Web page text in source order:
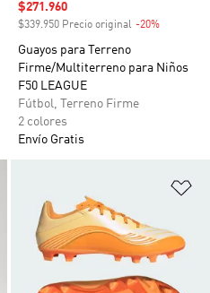
Precio de venta
$271.960
$339.950 Precio original -20%
Guayos para Terreno
Firme/Multiterreno para Niños
F50 LEAGUE
Fútbol, Terreno Firme
2 colores
Envío Gratis